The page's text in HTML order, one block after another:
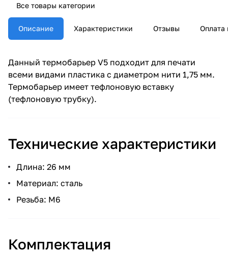
Все товары категории
Описание Характеристики Отзывы Оплата
Данный термобарьер V5 подходит для печати
всеми видами пластика с диаметром нити 1,75 мм.
Термобарьер имеет тефлоновую вставку
(тефлоновую трубку).
Технические характеристики
Длина: 26 мм
Материал: сталь
Резьба: М6
Комплектация